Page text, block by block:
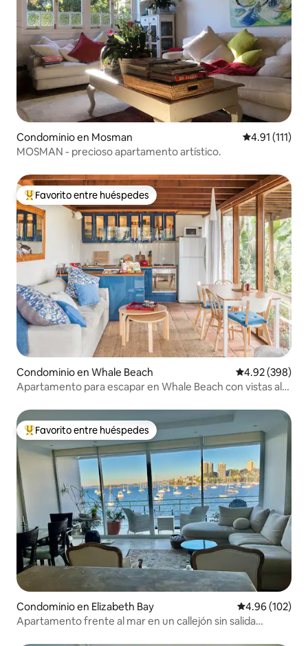
Condominio en Mosman Calificación
4.91 (111)
MOSMAN - precioso apartamento artístico.
De los mejores en Favorito entre huéspedes
Favorito entre huéspedes
Condominio en Whale Beach Calificación
4.92 (398)
Apartamento para escapar en Whale Beach con vistas al
De los mejores en Favorito entre huéspedes
Favorito entre huéspedes
Condominio en Elizabeth Bay Calificación
4.96 (102)
Apartamento frente al mar en un callejón sin salida